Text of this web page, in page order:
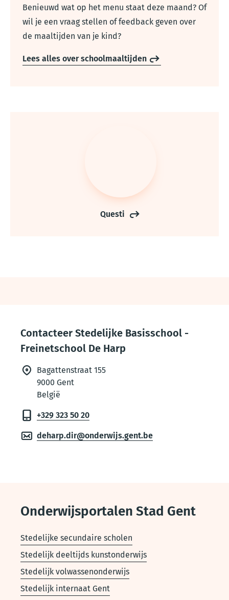
Benieuwd wat op het menu staat deze maand? Of
wil je een vraag stellen of feedback geven over
de maaltijden van je kind?
Lees alles over schoolmaaltijden
Questi
footerContacteer Stedelijke Basisschool -
Freinetschool De Harp
Bagattenstraat 155
9000 Gent
België
+329 323 50 20
deharp.dir@onderwijs.gent.be
Onderwijsportalen Stad Gent
Stedelijke secundaire scholen
Stedelijk deeltijds kunstonderwijs
Stedelijk volwassenonderwijs
Stedelijk internaat Gent